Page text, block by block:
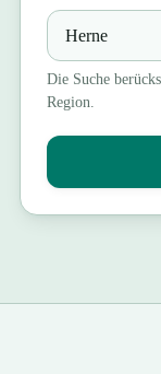
Die Suche
Region.